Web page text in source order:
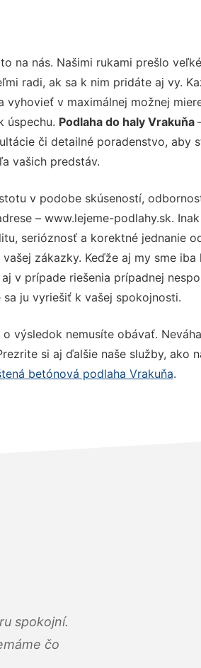
na nás. Našimi rukami prešlo
radi, ak sa k nim pridáte aj vy.
vyhovieť v maximálnej možnej
úspechu. Podlaha do haly Vrakuňa
či detailné poradenstvo, aby
vašich predstáv.
v podobe skúseností,
– www.lejeme-podlahy.sk.
serióznosť a korektné jednanie
zákazky. Keďže aj my sme iba
v prípade riešenia prípadnej
ju vyriešiť k vašej spokojnosti.
o výsledok nemusíte obávať.
si aj ďalšie naše služby, ako
betónová podlaha Vrakuňa.
spokojní.
čo